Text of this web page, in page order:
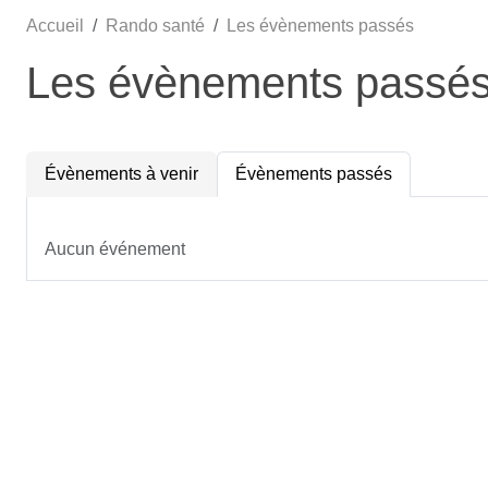
Accueil Rando santé Les évènements passés
Les évènements
Évènements à venir Évènements passés
Aucun événement